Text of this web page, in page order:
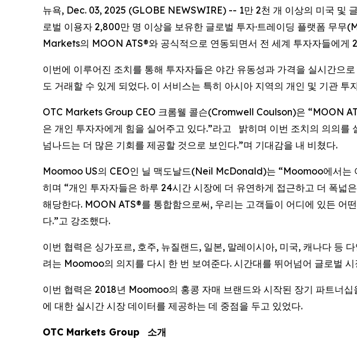
뉴욕, Dec. 03, 2025 (GLOBE NEWSWIRE) -- 1만 2천 개 이상의 미국 및
로벌 이용자 2,800만 명 이상을 보유한 글로벌 투자·트레이딩 플랫폼 무
Markets의 MOON ATS®와 공식적으로 연동되면서 전 세계 투자자들에게
이번에 이루어진 조치를 통해 투자자들은 야간 유동성과 가격을 실시간으
도 거래할 수 있게 되었다. 이 서비스는 특히 아시아 지역의 개인 및 기관
OTC Markets Group CEO 크롬웰 콜슨(Cromwell Coulson)은 “MOON
은 개인 투자자에게 힘을 실어주고 있다.”라고 밝히며 이번 조치의 의의를
넘나드는 더 많은 기회를 제공할 것으로 보인다.”며 기대감을 내 비쳤다.
Moomoo US의 CEO인 닐 맥도날드(Neil McDonald)는 “Moomoo에서는
히며 “개인 투자자들은 하루 24시간 시장에 더 유연하게 접근하고 더 폭
해당한다. MOON ATS®를 통합함으로써, 우리는 고객들이 어디에 있든 어
다.”고 강조했다.
이번 협력은 싱가포르, 호주, 뉴질랜드, 일본, 말레이시아, 미국, 캐나다 등
려는 Moomoo의 의지를 다시 한 번 보여준다. 시간대를 뛰어넘어 글로벌
이번 협력은 2018년 Moomoo의 홍콩 자매 브랜드와 시작된 장기 파트너
에 대한 실시간 시장 데이터를 제공하는 데 중점을 두고 있었다.
OTC Markets Group
소개